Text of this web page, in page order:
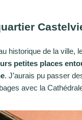
historique de la ville,
petites places
. J’aurais pu passer
avec la